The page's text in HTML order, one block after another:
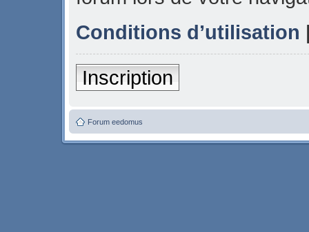
Conditions d’utilisation
Inscription
Forum eedomus